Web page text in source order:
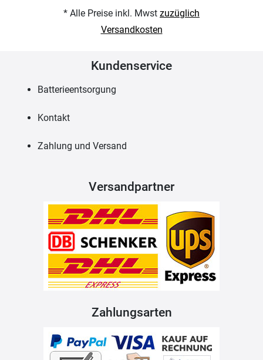
* Alle Preise inkl. Mwst zuzüglich
Versandkosten
Kundenservice
Batterieentsorgung
Kontakt
Zahlung und Versand
Versandpartner
Zahlungsarten